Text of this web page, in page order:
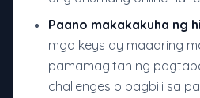
Paano makakakuha ng
mga keys ay maaaring
pamamagitan ng
challenges o pagbili sa